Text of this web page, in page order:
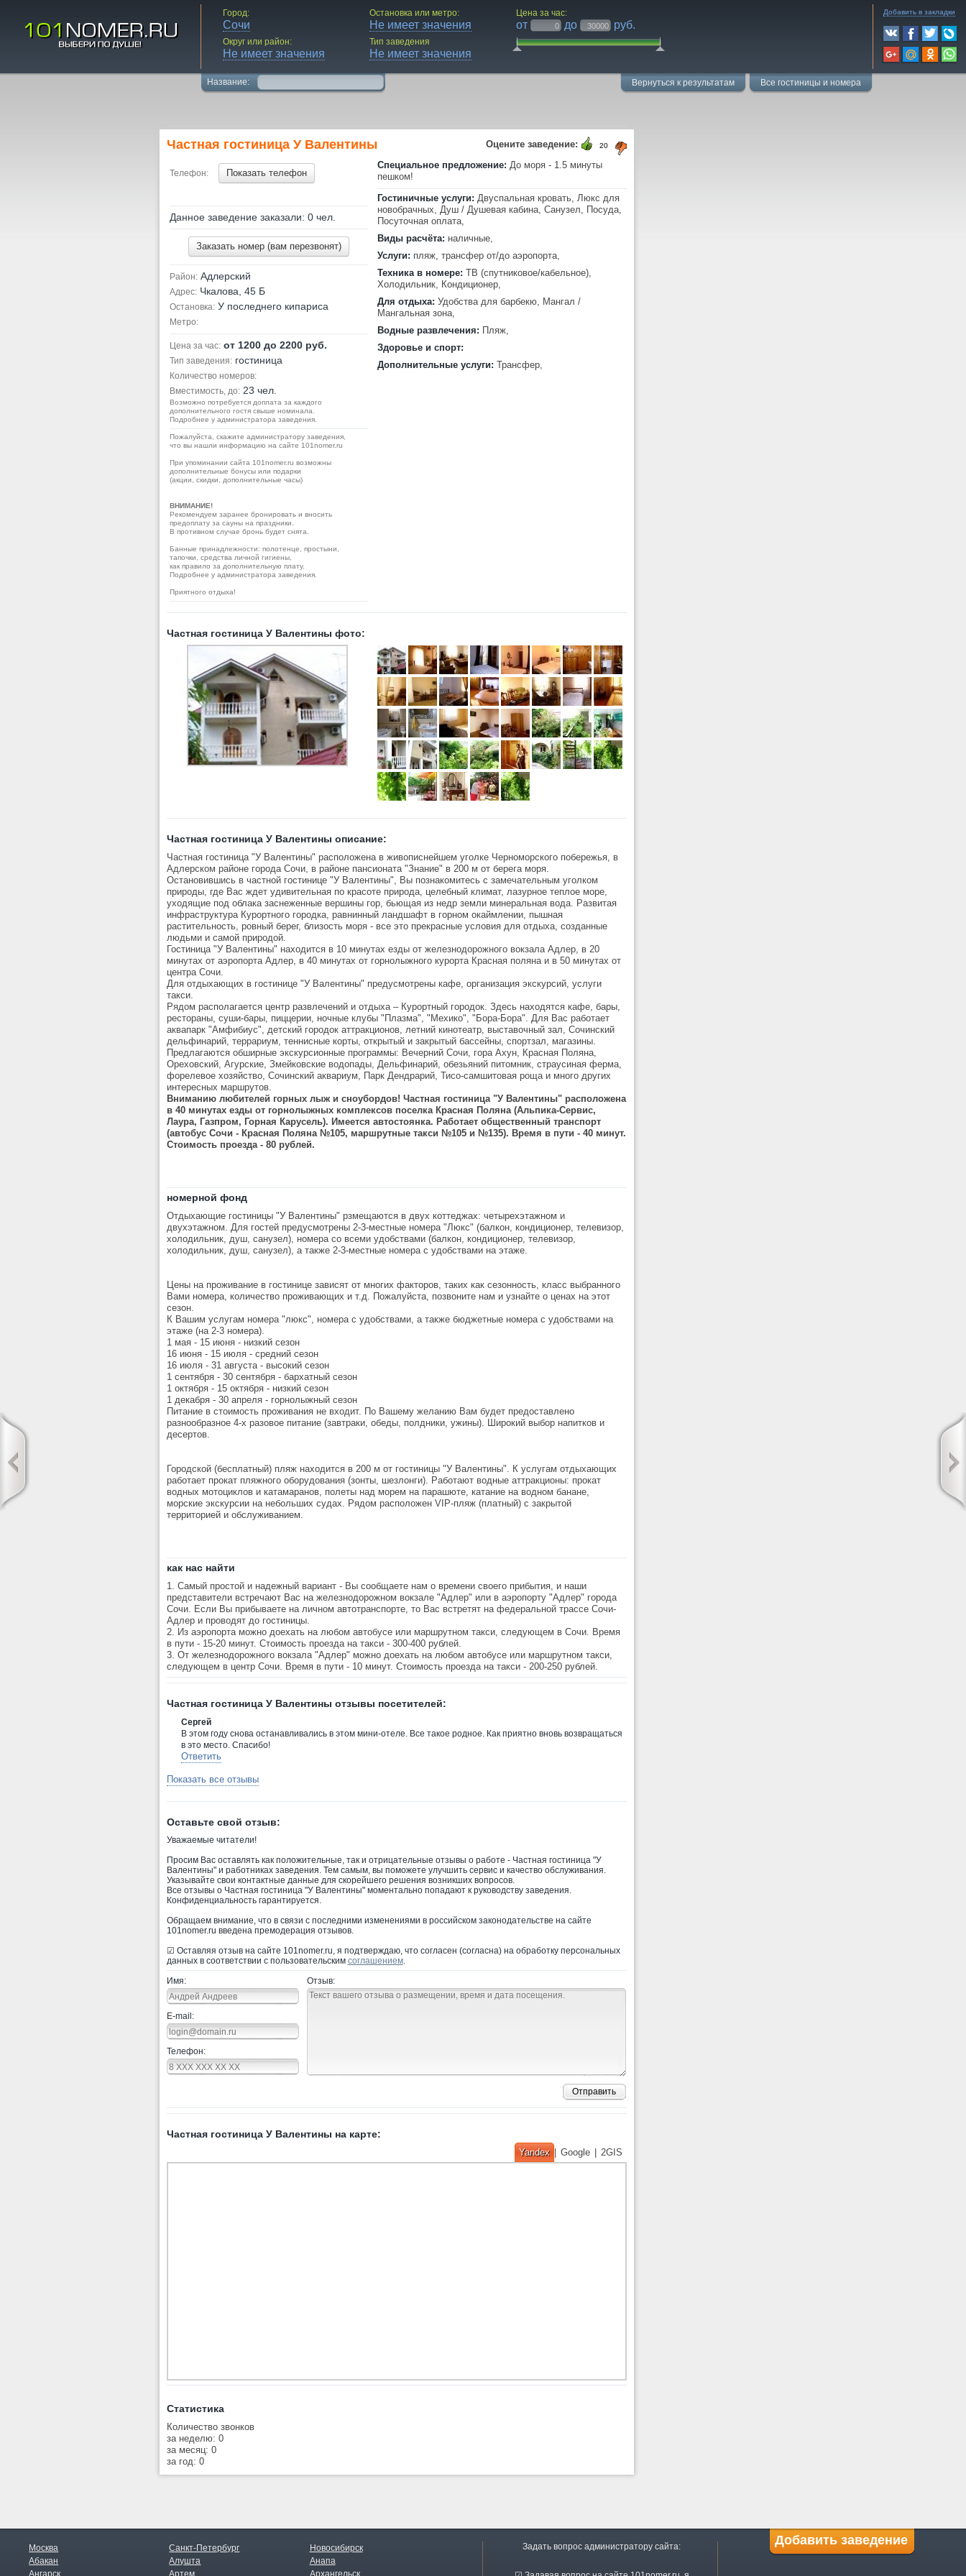
Добавить в закладки
Город:
Сочи
Округ или район:
Не имеет значения
Остановка или метро:
Не имеет значения
Тип заведения
Не имеет значения
Цена за час:
от до руб.
Название: Вернуться к результатам Все гостиницы и номера
Частная гостиница У Валентины 20
Оцените заведение:
Телефон: Показать телефон
Данное заведение заказали: 0 чел.
Заказать номер (вам перезвонят)
Район: Адлерский
Адрес: Чкалова, 45 Б
Остановка: У последнего кипариса
Метро:
Цена за час: от 1200 до 2200 руб.
Тип заведения:гостиница
Количество номеров:
Вместимость, до:23 чел.
Возможно потребуется доплата за каждого
дополнительного гостя свыше номинала.
Подробнее у администратора заведения.
Пожалуйста, скажите администратору заведения,
что вы нашли информацию на сайте 101nomer.ru
При упоминании сайта 101nomer.ru возможны
дополнительные бонусы или подарки
(акции, скидки, дополнительные часы)
ВНИМАНИЕ!
Рекомендуем заранее бронировать и вносить
предоплату за cауны на праздники.
В противном случае бронь будет снята.
Банные принадлежности: полотенце, простыни,
тапочки, средства личной гигиены,
как правило за дополнительную плату.
Подробнее у администратора заведения.
Приятного отдыха!
Специальное предложение: До моря - 1.5 минуты
пешком!
Гостиничные услуги: Двуспальная кровать, Люкс для
новобрачных, Душ / Душевая кабина, Санузел, Посуда,
Посуточная оплата,
Виды расчёта: наличные,
Услуги: пляж, трансфер от/до аэропорта,
Техника в номере: ТВ (спутниковое/кабельное),
Холодильник, Кондиционер,
Для отдыха: Удобства для барбекю, Мангал /
Мангальная зона,
Водные развлечения: Пляж,
Здоровье и спорт:
Дополнительные услуги: Трансфер,
Частная гостиница У Валентины фото:
Частная гостиница У Валентины описание:
Частная гостиница "У Валентины" расположена в живописнейшем уголке Черноморского побережья, в
Адлерском районе города Сочи, в районе пансионата "Знание" в 200 м от берега моря.
Остановившись в частной гостинице "У Валентины", Вы познакомитесь с замечательным уголком
природы, где Вас ждет удивительная по красоте природа, целебный климат, лазурное теплое море,
уходящие под облака заснеженные вершины гор, бьющая из недр земли минеральная вода. Развитая
инфраструктура Курортного городка, равнинный ландшафт в горном окаймлении, пышная
растительность, ровный берег, близость моря - все это прекрасные условия для отдыха, созданные
людьми и самой природой.
Гостиница "У Валентины" находится в 10 минутах езды от железнодорожного вокзала Адлер, в 20
минутах от аэропорта Адлер, в 40 минутах от горнолыжного курорта Красная поляна и в 50 минутах от
центра Сочи.
Для отдыхающих в гостинице "У Валентины" предусмотрены кафе, организация экскурсий, услуги
такси.
Рядом располагается центр развлечений и отдыха – Курортный городок. Здесь находятся кафе, бары,
рестораны, суши-бары, пиццерии, ночные клубы "Плазма", "Мехико", "Бора-Бора". Для Вас работает
аквапарк "Амфибиус", детский городок аттракционов, летний кинотеатр, выставочный зал, Сочинский
дельфинарий, террариум, теннисные корты, открытый и закрытый бассейны, спортзал, магазины.
Предлагаются обширные экскурсионные программы: Вечерний Сочи, гора Ахун, Красная Поляна,
Ореховский, Агурские, Змейковские водопады, Дельфинарий, обезьяний питомник, страусиная ферма,
форелевое хозяйство, Сочинский аквариум, Парк Дендрарий, Тисо-самшитовая роща и много других
интересных маршрутов.
Вниманию любителей горных лыж и сноубордов! Частная гостиница "У Валентины" расположена
в 40 минутах езды от горнолыжных комплексов поселка Красная Поляна (Альпика-Сервис,
Лаура, Газпром, Горная Карусель). Имеется автостоянка. Работает общественный транспорт
(автобус Сочи - Красная Поляна №105, маршрутные такси №105 и №135). Время в пути - 40 минут.
Стоимость проезда - 80 рублей.
номерной фонд
Отдыхающие гостиницы "У Валентины" рзмещаются в двух коттеджах: четырехэтажном и
двухэтажном. Для гостей предусмотрены 2-3-местные номера "Люкс" (балкон, кондиционер, телевизор,
холодильник, душ, санузел), номера со всеми удобствами (балкон, кондиционер, телевизор,
холодильник, душ, санузел), а также 2-3-местные номера с удобствами на этаже.
Цены на проживание в гостинице зависят от многих факторов, таких как сезонность, класс выбранного
Вами номера, количество проживающих и т.д. Пожалуйста, позвоните нам и узнайте о ценах на этот
сезон.
К Вашим услугам номера "люкс", номера с удобствами, а также бюджетные номера с удобствами на
этаже (на 2-3 номера).
1 мая - 15 июня - низкий сезон
16 июня - 15 июля - средний сезон
16 июля - 31 августа - высокий сезон
1 сентября - 30 сентября - бархатный сезон
1 октября - 15 октября - низкий сезон
1 декабря - 30 апреля - горнолыжный сезон
Питание в стоимость проживания не входит. По Вашему желанию Вам будет предоставлено
разнообразное 4-х разовое питание (завтраки, обеды, полдники, ужины). Широкий выбор напитков и
десертов.
Городской (бесплатный) пляж находится в 200 м от гостиницы "У Валентины". К услугам отдыхающих
работает прокат пляжного оборудования (зонты, шезлонги). Работают водные аттракционы: прокат
водных мотоциклов и катамаранов, полеты над морем на парашюте, катание на водном банане,
морские экскурсии на небольших судах. Рядом расположен VIP-пляж (платный) с закрытой
территорией и обслуживанием.
как нас найти
1. Самый простой и надежный вариант - Вы сообщаете нам о времени своего прибытия, и наши
представители встречают Вас на железнодорожном вокзале "Адлер" или в аэропорту "Адлер" города
Сочи. Если Вы прибываете на личном автотранспорте, то Вас встретят на федеральной трассе Сочи-
Адлер и проводят до гостиницы.
2. Из аэропорта можно доехать на любом автобусе или маршрутном такси, следующем в Сочи. Время
в пути - 15-20 минут. Стоимость проезда на такси - 300-400 рублей.
3. От железнодорожного вокзала "Адлер" можно доехать на любом автобусе или маршрутном такси,
следующем в центр Сочи. Время в пути - 10 минут. Стоимость проезда на такси - 200-250 рублей.
Частная гостиница У Валентины отзывы посетителей:
Сергей
В этом году снова останавливались в этом мини-отеле. Все такое родное. Как приятно вновь возвращаться
в это место. Спасибо!
Ответить
Показать все отзывы
Оставьте свой отзыв:
Уважаемые читатели!
Просим Вас оставлять как положительные, так и отрицательные отзывы о работе - Частная гостиница "У
Валентины" и работниках заведения. Тем самым, вы поможете улучшить сервис и качество обслуживания.
Указывайте свои контактные данные для скорейшего решения возникших вопросов.
Все отзывы о Частная гостиница "У Валентины" моментально попадают к руководству заведения.
Конфиденциальность гарантируется.
Обращаем внимание, что в связи с последними изменениями в российском законодательстве на сайте
101nomer.ru введена премодерация отзывов.
☑ Оставляя отзыв на сайте 101nomer.ru, я подтверждаю, что согласен (согласна) на обработку персональных
данных в соответствии с пользовательским соглашением.
Имя:
E-mail:
Телефон:
Отзыв:
Отправить
Частная гостиница У Валентины на карте:
Yandex Google 2GIS
Статистика
Количество звонков
за неделю: 0
за месяц: 0
за год: 0
Москва Санкт-Петербург
Новосибирск
Абакан
Алушта
Анапа
Ангарск
Артем Архангельск
Задать вопрос администратору сайта: Добавить заведение